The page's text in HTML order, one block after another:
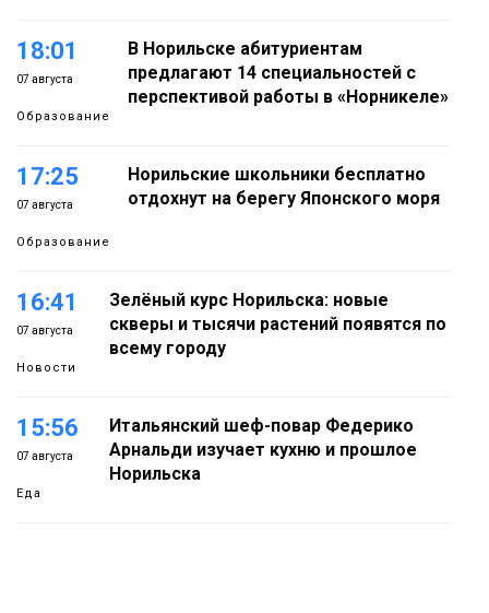
18:01
07 августа
Образование
В Норильске абитуриентам
предлагают 14 специальностей с
перспективой работы в «Норникеле»
17:25
07 августа
Образование
Норильские школьники бесплатно
отдохнут на берегу Японского моря
16:41
07 августа
Новости
Зелёный курс Норильска: новые
скверы и тысячи растений появятся по
всему городу
15:56
07 августа
Еда
Итальянский шеф-повар Федерико
Арнальди изучает кухню и прошлое
Норильска